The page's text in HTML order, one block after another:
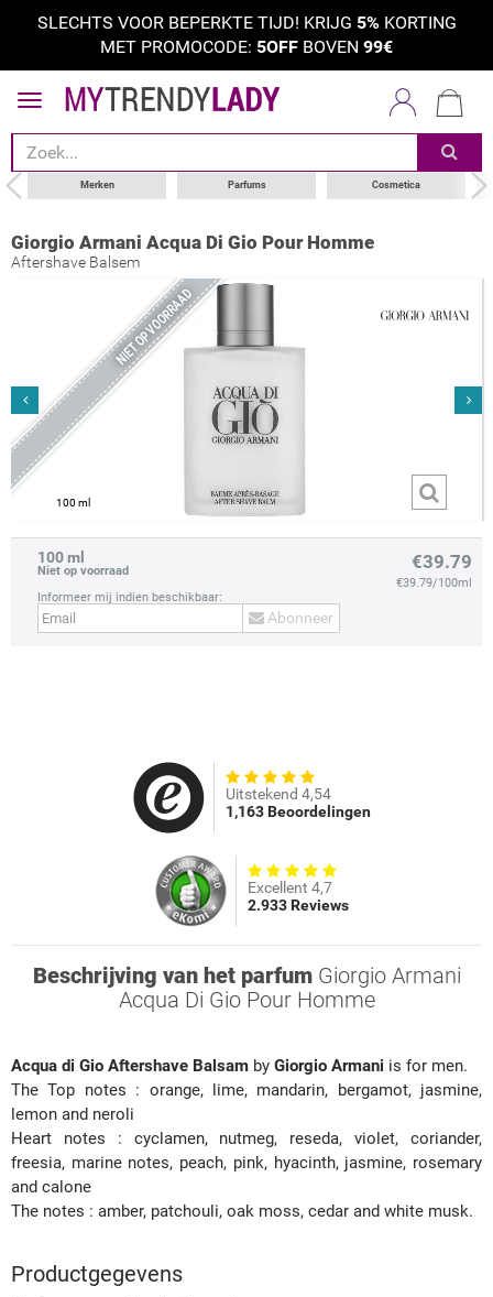
SLECHTS VOOR BEPERKTE TIJD! KRIJG 5%KORTING
MET PROMOCODE: 5OFF BOVEN 99€
Merken Parfums Cosmetica
Giorgio Armani Acqua Di Gio Pour Homme
Aftershave Balsem
NIET OP VOORRAAD
100 ml
100 ml
Niet op voorraad
Informeer mij indien beschikbaar:
Abonneer
€39.79
€39.79/100ml
Uitstekend 4,54
1,163 Beoordelingen
Excellent 4,7
2.933 Reviews
Beschrijving van het parfum Giorgio Armani
Acqua Di Gio Pour Homme
Acqua di Gio Aftershave Balsam by Giorgio Armani is for men.
The Top notes : orange, lime, mandarin, bergamot, jasmine,
lemon and neroli
Heart notes : cyclamen, nutmeg, reseda, violet, coriander,
freesia, marine notes, peach, pink, hyacinth, jasmine, rosemary
and calone
The notes : amber, patchouli, oak moss, cedar and white musk.
Productgegevens